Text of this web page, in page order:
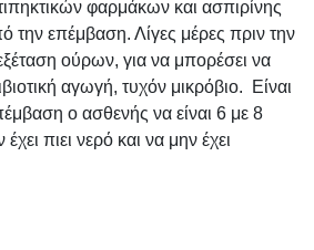
φαρμάκων και ασπιρίνης
την επέμβαση. Λίγες μέρες πριν την
ούρων, για να μπορέσει να
αγωγή, τυχόν μικρόβιο. Είναι
ο ασθενής να είναι 6 με 8
πιει νερό και να μην έχει